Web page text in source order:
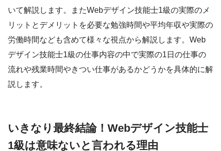
いて解説します。またWebデザイン技能士1級の実際のメ
リットとデメリットを必要な勉強時間や平均年収や実際の
労働時間なども含めて様々な視点から解説します。Web
デザイン技能士1級の仕事内容の中で実際の1日の仕事の
流れや残業時間やきつい仕事があるかどうかを具体的に解
説します。
いきなり最終結論！Webデザイン技能士
1級は意味ないと言われる理由